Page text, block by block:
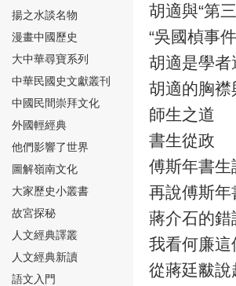
⑯
⑰
揚之水談名物
漫畫中國歷史
大中華尋寶系列
中華民國史文獻叢刊
中國民間崇拜文化
外國輕經典
他們影響了世界
圖解嶺南文化
大家歷史小叢書
故宮探秘
人文經典譯叢
人文經典新讀
語文入門
胡適與“第
“吳國楨事
胡適是學者
胡適的胸襟
師生之道
書生從政
傅斯年書生
再說傅斯年
蔣介石的錯
我看何廉這
從蔣廷黻說